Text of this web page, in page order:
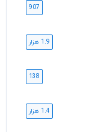
907
1.9 هزار
138
1.4 هزار